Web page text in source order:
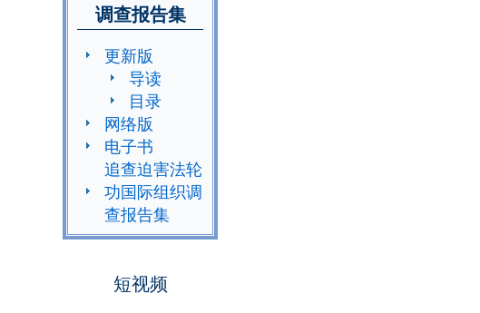
调查报告集
更新版
导读
目录
网络版
电子书
追查迫害法轮
功国际组织调
查报告集
短视频